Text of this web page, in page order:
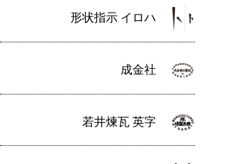
形状指示 イロハ
成金社
若井煉瓦 英字